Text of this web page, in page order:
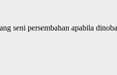
persembahan apabila